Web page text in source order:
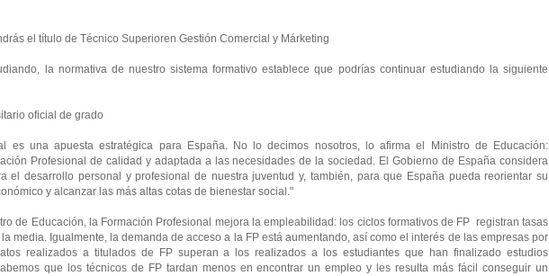
el título de Técnico Superioren Gestión Comercial y Márketing
la normativa de nuestro sistema formativo establece que podrías continuar estudiando la siguiente
oficial de grado
es una apuesta estratégica para España. No lo decimos nosotros, lo afirma el Ministro de Educación:
Profesional de calidad y adaptada a las necesidades de la sociedad. El Gobierno de España considera
el desarrollo personal y profesional de nuestra juventud y, también, para que España pueda reorientar su
y alcanzar las más altas cotas de bienestar social."
de Educación, la Formación Profesional mejora la empleabilidad: los ciclos formativos de FP registran tasas
media. Igualmente, la demanda de acceso a la FP está aumentando, así como el interés de las empresas por
realizados a titulados de FP superan a los realizados a los estudiantes que han finalizado estudios
que los técnicos de FP tardan menos en encontrar un empleo y les resulta más fácil conseguir un